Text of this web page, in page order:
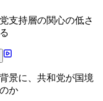
支持層の関心の低さ
景に、共和党が国境
か